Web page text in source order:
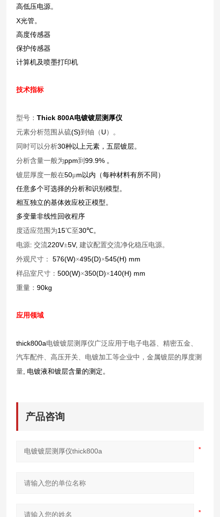
高低压电源。
X光管。
高度传感器
保护传感器
计算机及喷墨打印机
技术指标
型号：Thick 800A电镀镀层测厚仪
元素分析范围从硫(S)到铀（ U ）。
同时可以分析30种以上元素，五层镀层。
分析含量一般为ppm到99.9% 。
镀层厚度一般在50μ m 以内（每种材料有所不同）
任意多个可选择的分析和识别模型。
相互独立的基体效应校正模型。
多变量非线性回收程序
度适应范围为15℃至30℃。
电源:交流220V±5V,建议配置交流净化稳压电源。
外观尺寸：
576(W)×495(D)×545(H) mm
样品室尺寸：500(W)×350(D)×140(H) mm
重量：90kg
应用领域
thick800a电镀镀层测厚仪广泛应用于电子电器、精密五金、
汽车配件、高压开关、电镀加工等企业中，金属镀层的厚度测
量 电镀液和镀层含量的测定。
产品咨询